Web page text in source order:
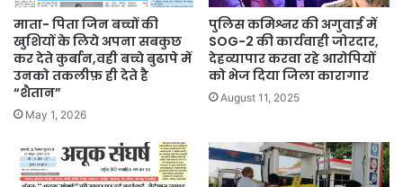
माता- पिता जिन बच्चों की
खुशियों के लिये अपना सबकुछ
कर देते कुर्बान,वही बच्चे बुढापे में
उनको तकलीफ़ ही देते है
“शैतान”
May 1, 2026
पुलिस कमिश्नर की अगुवाई में
SOG-2 की कार्यवाही जोरदार,
देहव्यापार करवा रहे आरोपियों
को भेज दिया जिला कारागार
August 11, 2025